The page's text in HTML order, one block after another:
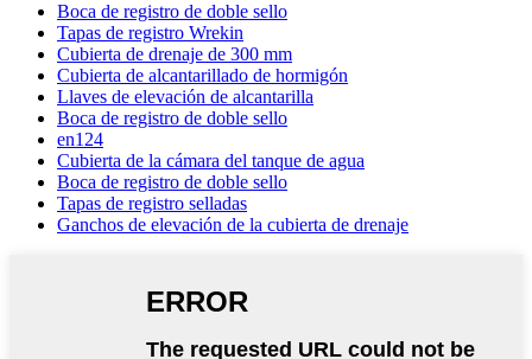
Boca de registro de doble sello
Tapas de registro Wrekin
Cubierta de drenaje de 300 mm
Cubierta de alcantarillado de hormigón
Llaves de elevación de alcantarilla
Boca de registro de doble sello
en124
Cubierta de la cámara del tanque de agua
Boca de registro de doble sello
Tapas de registro selladas
Ganchos de elevación de la cubierta de drenaje